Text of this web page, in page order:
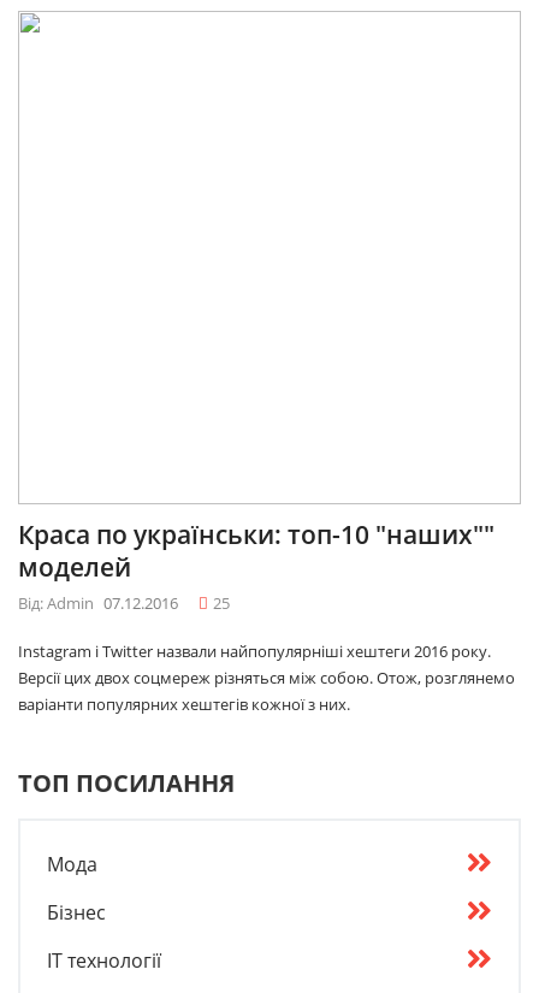
Краса по українськи: топ-10 "наших""
моделей
Від: Admin 07.12.2016 25
Instagram і Twitter назвали найпопулярніші хештеги 2016 року.
Версії цих двох соцмереж різняться між собою. Отож, розглянемо
варіанти популярних хештегів кожної з них.
ТОП ПОСИЛАННЯ
Мода
Бізнес
IT технології